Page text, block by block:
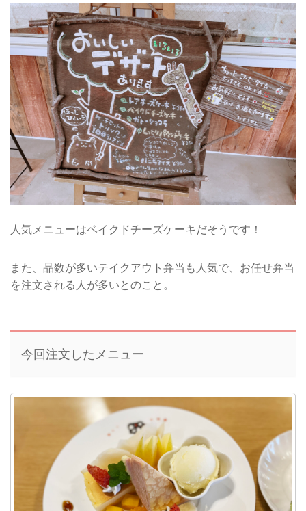
人気メニューはベイクドチーズケーキだそうです！
また、品数が多いテイクアウト弁当も人気で、お任せ弁当
を注文される人が多いとのこと。
今回注文したメニュー